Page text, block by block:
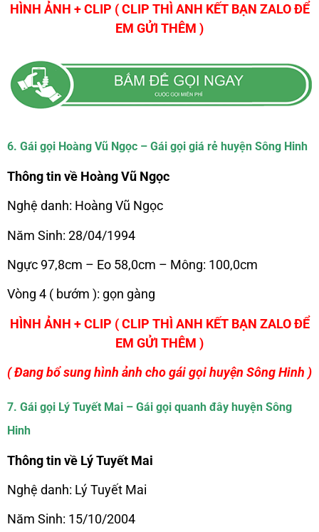
HÌNH ẢNH + CLIP ( CLIP THÌ ANH KẾT BẠN ZALO ĐỂ
EM GỬI THÊM )
6. Gái gọi Hoàng Vũ Ngọc – Gái gọi giá rẻ huyện Sông Hinh
Thông tin về Hoàng Vũ Ngọc
Nghệ danh: Hoàng Vũ Ngọc
Năm Sinh: 28/04/1994
Ngực 97,8cm – Eo 58,0cm – Mông: 100,0cm
Vòng 4 ( bướm ): gọn gàng
HÌNH ẢNH + CLIP ( CLIP THÌ ANH KẾT BẠN ZALO ĐỂ
EM GỬI THÊM )
( Đang bổ sung hình ảnh cho gái gọi huyện Sông Hinh )
7. Gái gọi Lý Tuyết Mai – Gái gọi quanh đây huyện Sông
Hinh
Thông tin về Lý Tuyết Mai
Nghệ danh: Lý Tuyết Mai
Năm Sinh: 15/10/2004